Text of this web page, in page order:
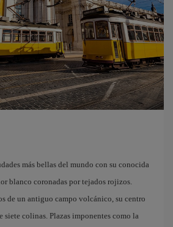
más bellas del mundo con su conocida
blanco coronadas por tejados rojizos.
de un antiguo campo volcánico, su centro
siete colinas. Plazas imponentes como la